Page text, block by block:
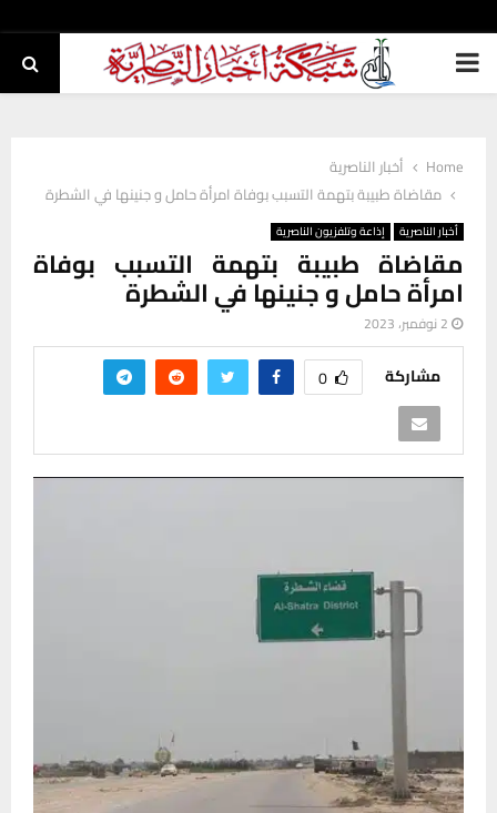
PRIMARY
Home
أخبار الناصرية
مقاضاة طبيبة بتهمة التسبب بوفاة امرأة حامل و جنينها في الشطرة
أخبار الناصرية إذاعة وتلفزيون الناصرية
مقاضاة طبيبة بتهمة التسبب بوفاة
امرأة حامل و جنينها في الشطرة
2 نوفمبر، 2023
مشاركة 0